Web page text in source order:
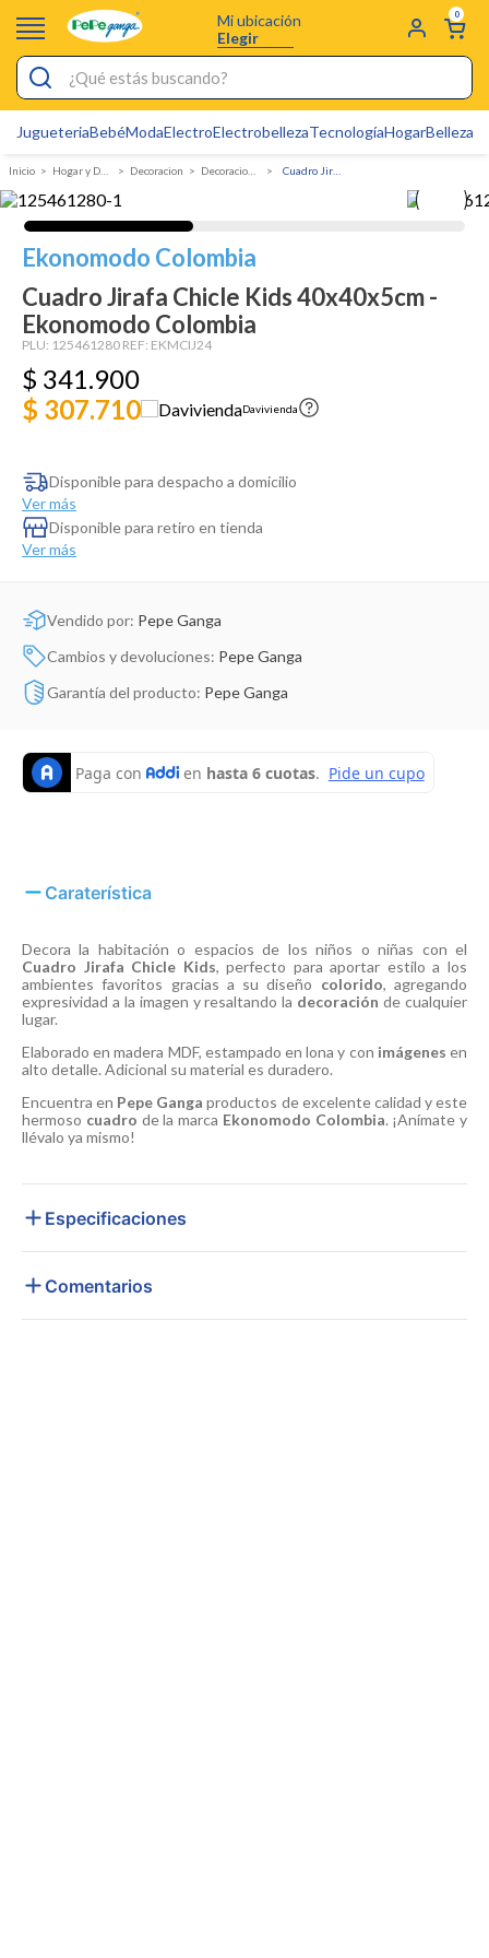
Mi ubicación
Elegir
0
¿Qué estás buscando?
JugueteriaBebéModaElectroElectrobellezaTecnologíaHogarBelleza
Hogar y Decoracion Decoracion Decoracion de pared
Ekonomodo Colombia
Cuadro Jirafa Chicle Kids 40x40x5cm -
Ekonomodo Colombia
PLU: 125461280 REF: EKMCIJ24
$ 341.900
$ 307.710
Davivienda
Disponible para despacho a domicilio
Ver más
Disponible para retiro en tienda
Ver más
Vendido por: Pepe Ganga
Cambios y devoluciones: Pepe Ganga
Garantía del producto: Pepe Ganga
Caraterística
Decora la habitación o espacios de los niños o niñas con el
Cuadro Jirafa Chicle Kids, perfecto para aportar estilo a los
ambientes favoritos gracias a su diseño colorido, agregando
expresividad a la imagen y resaltando la decoración de cualquier
lugar.
Elaborado en madera MDF, estampado en lona y con imágenes en
alto detalle. Adicional su material es duradero.
Encuentra en Pepe Ganga productos de excelente calidad y este
hermoso cuadro de la marca Ekonomodo Colombia. ¡Anímate y
llévalo ya mismo!
Especificaciones
Comentarios
Pijamas
Electro
Figuras Toy Story
Carters
Silla Mecedora Bebé
Bebes
Cuna Colecho
Dinosaurio Juguete